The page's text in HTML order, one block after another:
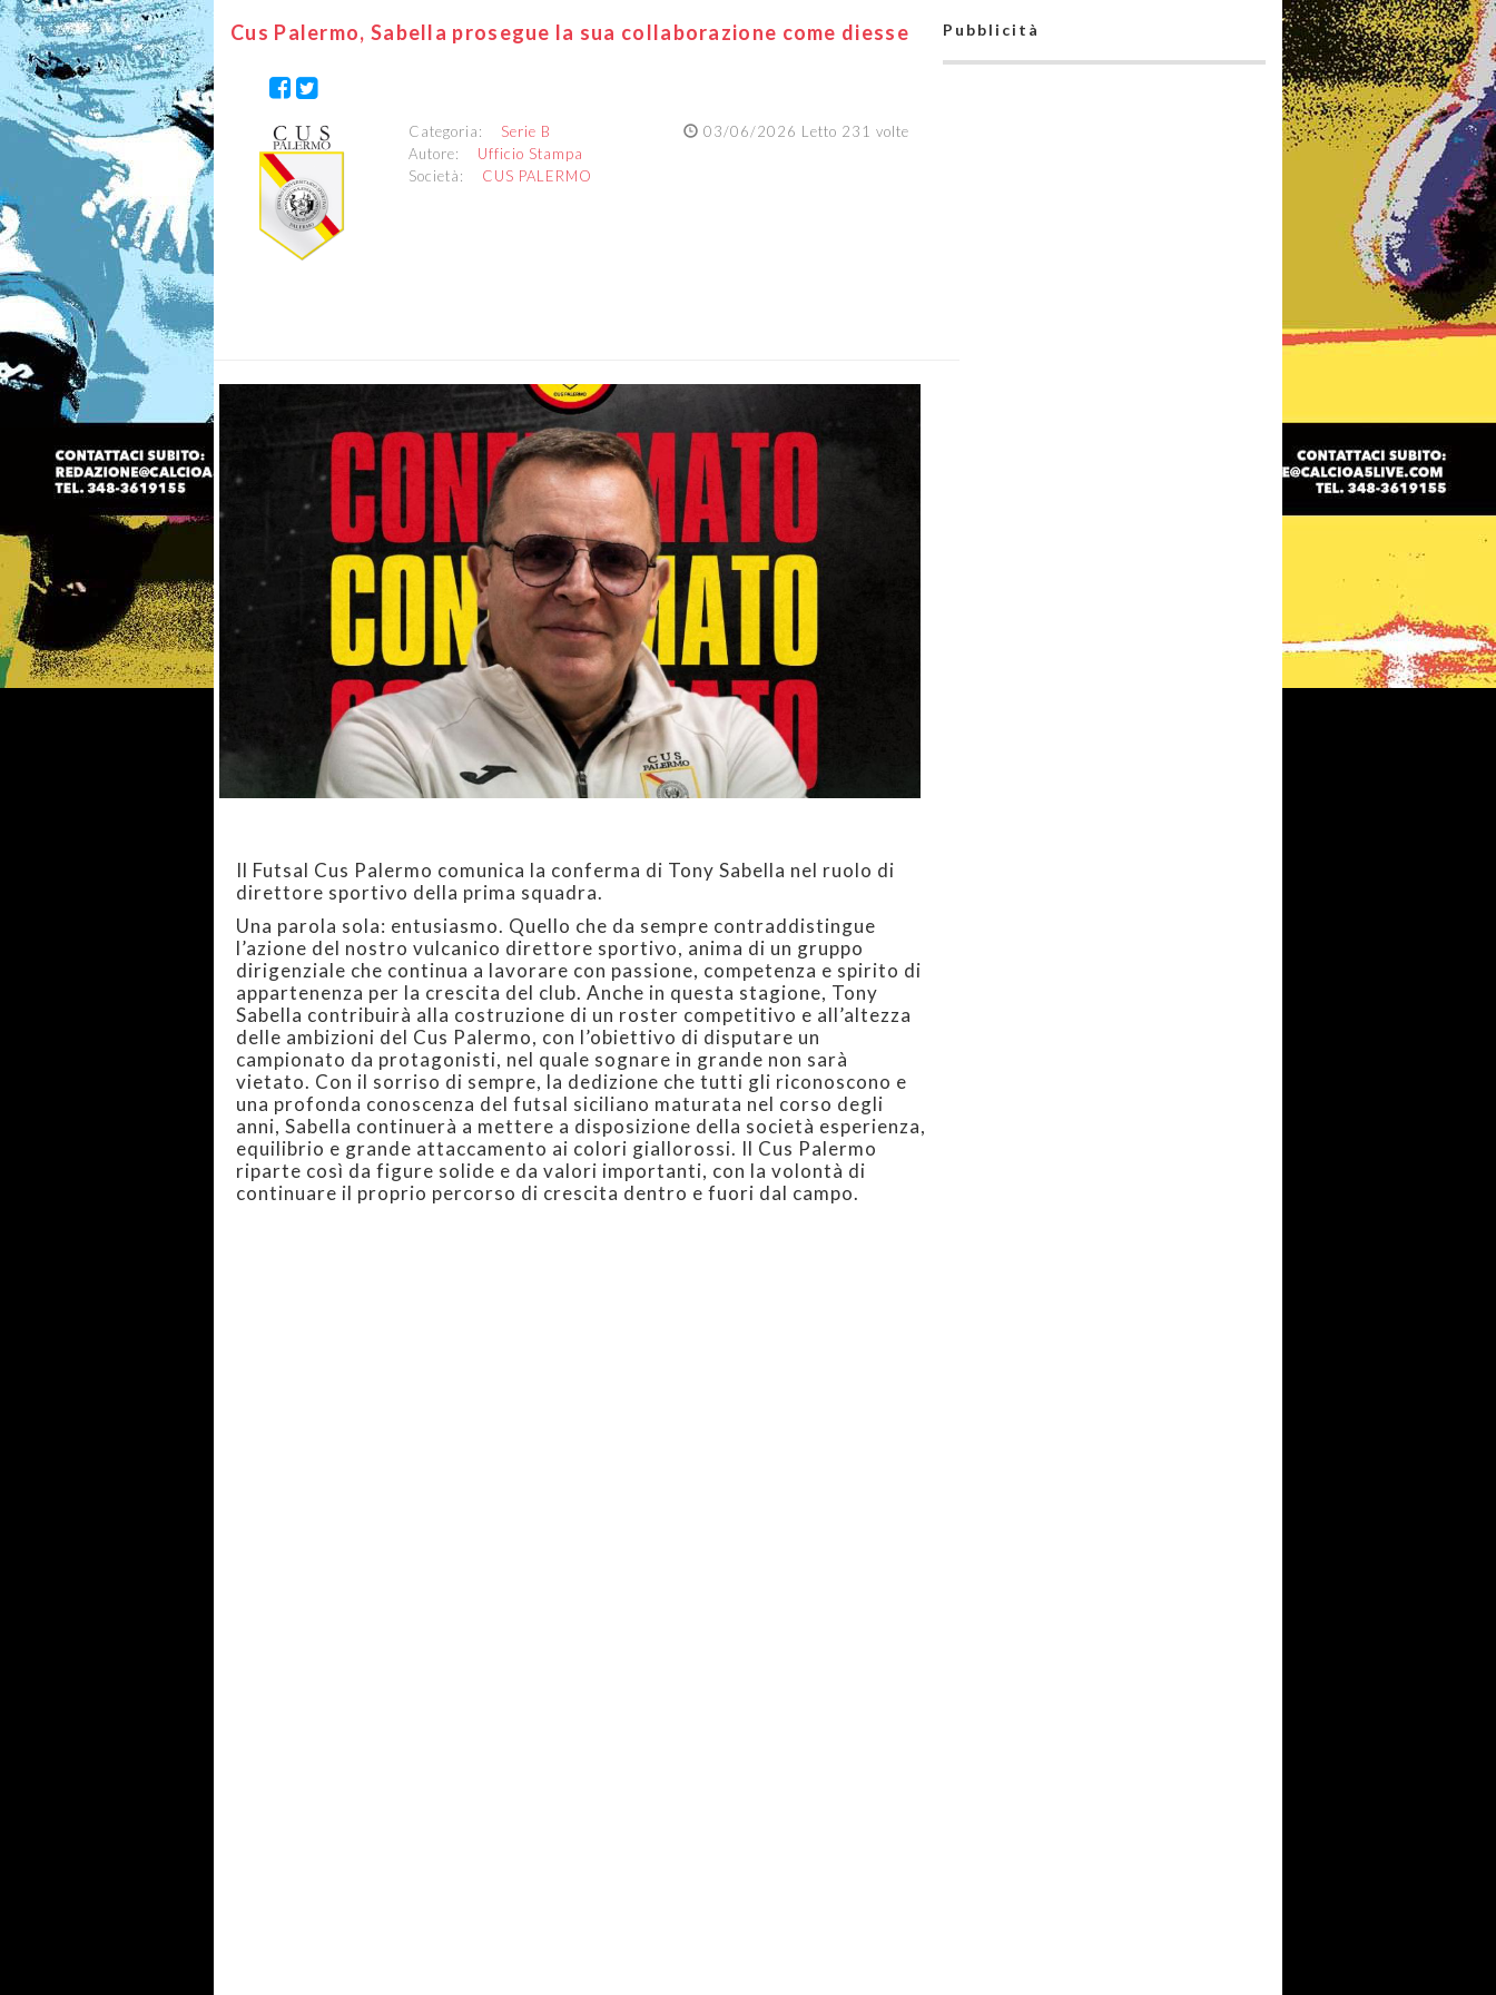
Cus Palermo, Sabella prosegue la sua collaborazione come diesse
03/06/2026 Letto 231 volte
Categoria: Serie B
Autore: Ufficio Stampa
Società: CUS PALERMO
Il Futsal Cus Palermo comunica la conferma di Tony Sabella nel ruolo di
direttore sportivo della prima squadra.
Una parola sola: entusiasmo. Quello che da sempre contraddistingue
l’azione del nostro vulcanico direttore sportivo, anima di un gruppo
dirigenziale che continua a lavorare con passione, competenza e spirito di
appartenenza per la crescita del club. Anche in questa stagione, Tony
Sabella contribuirà alla costruzione di un roster competitivo e all’altezza
delle ambizioni del Cus Palermo, con l’obiettivo di disputare un
campionato da protagonisti, nel quale sognare in grande non sarà
vietato. Con il sorriso di sempre, la dedizione che tutti gli riconoscono e
una profonda conoscenza del futsal siciliano maturata nel corso degli
anni, Sabella continuerà a mettere a disposizione della società esperienza,
equilibrio e grande attaccamento ai colori giallorossi. Il Cus Palermo
riparte così da figure solide e da valori importanti, con la volontà di
continuare il proprio percorso di crescita dentro e fuori dal campo.
Pubblicità